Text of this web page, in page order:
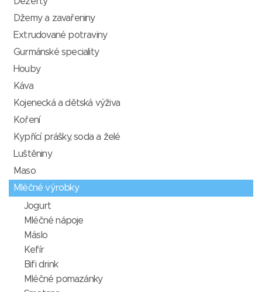
Džemy a zavařeniny
Extrudované potraviny
Gurmánské speciality
Houby
Káva
Kojenecká a dětská výživa
Koření
Kypřící prášky, soda a želé
Luštěniny
Maso
Mléčné výrobky
Jogurt
Mléčné nápoje
Máslo
Kefír
Bifi drink
Mléčné pomazánky